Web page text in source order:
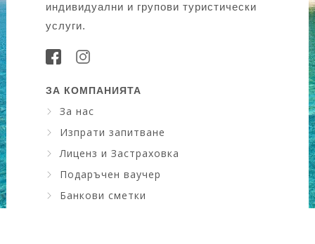
индивидуални и групови туристически
услуги.
ЗА КОМПАНИЯТА
За нас
Изпрати запитване
Лиценз и Застраховка
Подаръчен ваучер
Банкови сметки